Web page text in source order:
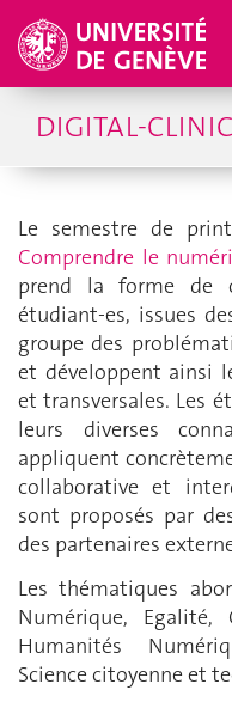
DIGITAL-
Le semestre de
Comprendre le
prend la forme de
étudiant-es, issues
groupe des
et développent ainsi
et transversales. Les
leurs diverses
appliquent
collaborative et
sont proposés par
des partenaires
Les thématiques
Numérique, Egalité,
Humanités
Science citoyenne et